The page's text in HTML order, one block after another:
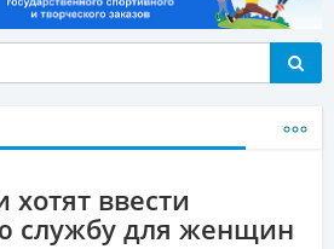
ввести
службу для женщин